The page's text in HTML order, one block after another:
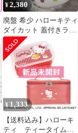
¥2,380
廃盤 希少 ハローキティ
ダイカット 蓋付きラン
チプレート お子様ラン
チ
¥ 1,333
【送料込み】ハローキ
ティ ティータイム保